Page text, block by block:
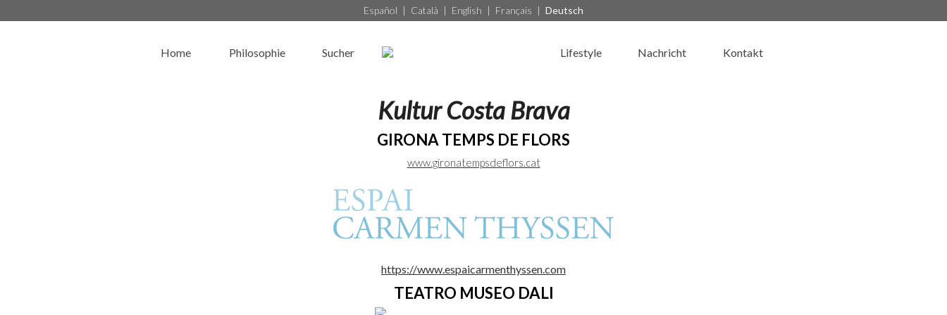
Español | Català | English | Français | Deutsch
Home Philosophie Sucher Lifestyle Nachricht Kontakt
Kultur Costa Brava
GIRONA TEMPS DE FLORS
www.gironatempsdeflors.cat
https://www.espaicarmenthyssen.com
TEATRO MUSEO DALI